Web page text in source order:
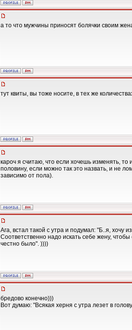
а то что мужчины приносят болячки своим
тут квиты, вы тоже носите, в тех же
кароч я считаю, что если хочешь изменять,
половину, если можно так это назвать, и не
зависимо от пола).
Ага, встал такой с утра и подумал: "Б..я, хочу
Соответственно надо искать себе жену,
честно было". ))))
бредово конечно)))
Вот думаю: "Всякая херня с утра лезет в